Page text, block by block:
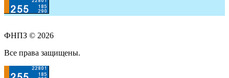
ФНПЗ © 2026
Все права защищены.